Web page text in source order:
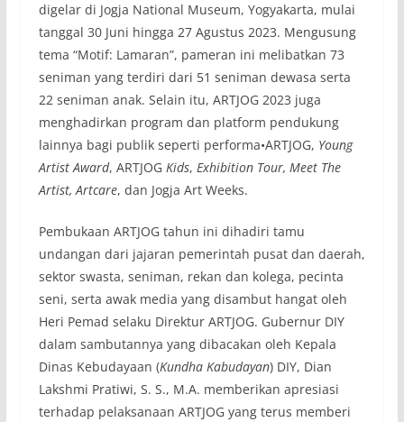
digelar di Jogja National Museum, Yogyakarta, mulai
tanggal 30 Juni hingga 27 Agustus 2023. Mengusung
tema “Motif: Lamaran”, pameran ini melibatkan 73
seniman yang terdiri dari 51 seniman dewasa serta
22 seniman anak. Selain itu, ARTJOG 2023 juga
menghadirkan program dan platform pendukung
lainnya bagi publik seperti performa•ARTJOG, Young
Artist Award, ARTJOG Kids, Exhibition Tour, Meet The
Artist, Artcare, dan Jogja Art Weeks.
Pembukaan ARTJOG tahun ini dihadiri tamu
undangan dari jajaran pemerintah pusat dan daerah,
sektor swasta, seniman, rekan dan kolega, pecinta
seni, serta awak media yang disambut hangat oleh
Heri Pemad selaku Direktur ARTJOG. Gubernur DIY
dalam sambutannya yang dibacakan oleh Kepala
Dinas Kebudayaan (Kundha Kabudayan) DIY, Dian
Lakshmi Pratiwi, S. S., M.A. memberikan apresiasi
terhadap pelaksanaan ARTJOG yang terus memberi